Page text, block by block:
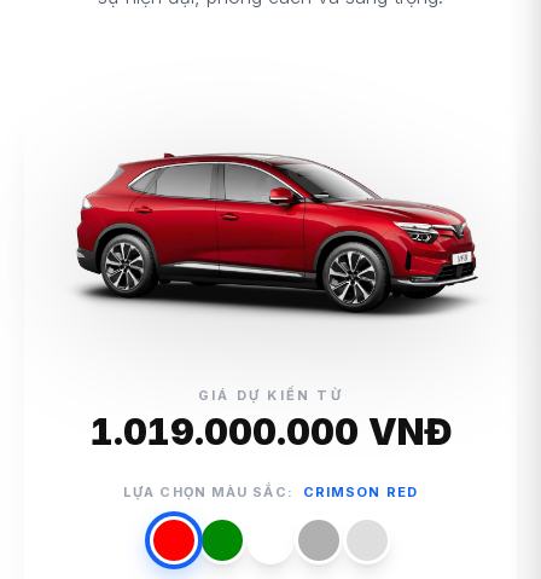
GIÁ DỰ KIẾN TỪ
1.019.000.000 VNĐ
LỰA CHỌN MÀU SẮC: CRIMSON RED